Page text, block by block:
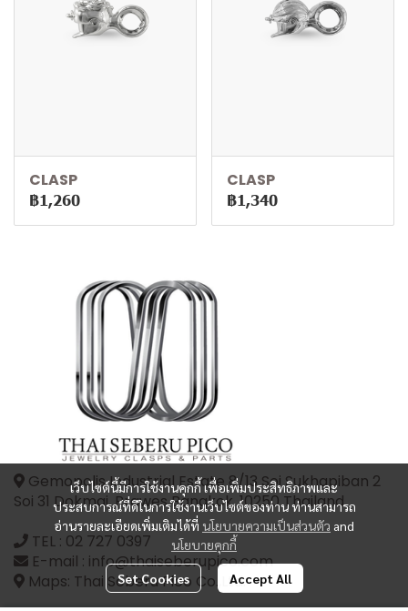
CLASP
฿1,260
CLASP
฿1,340
เว็บไซต์นี้มีการใช้งานคุกกี้ เพื่อเพิ่มประสิทธิภาพและ
ประสบการณ์ที่ดีในการใช้งานเว็บไซต์ของท่าน ท่านสามารถ
อ่านรายละเอียดเพิ่มเติมได้ที่ นโยบายความเป็นส่วนตัว and
นโยบายคุกกี้
Set Cookies Accept All
Gemopolis Industrial Estate 8/13 Soi Sukhapiban 2
Soi 31 Dokmai, Prawes Bangkok, 10250 Thailand
TEL : 02 727 0397
E-mail : info@thaiseberupico.com
Maps: Thai Seberu Pico Co.,Ltd.